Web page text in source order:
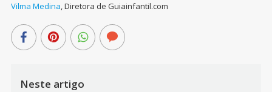
Vilma Medina,Diretora de Guiainfantil.com
Neste artigo